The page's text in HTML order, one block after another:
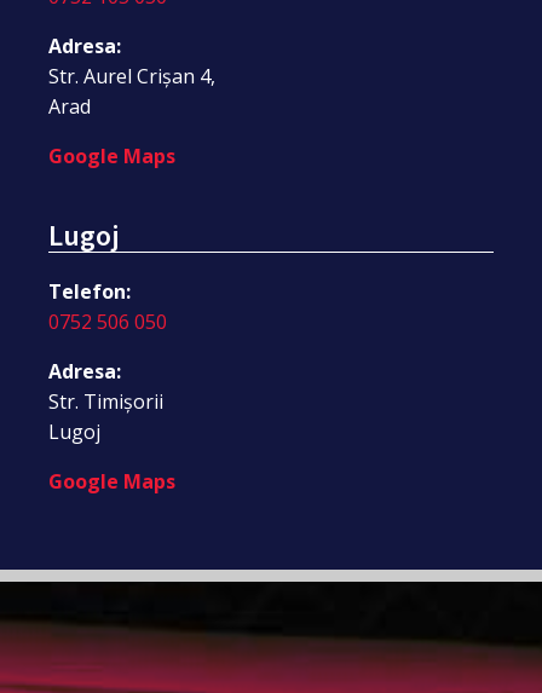
Adresa:
Str. Aurel Crișan 4,
Arad
Google Maps
Lugoj
Telefon:
0752 506 050
Adresa:
Str. Timișorii
Lugoj
Google Maps